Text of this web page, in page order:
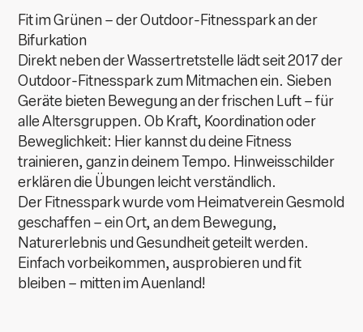
Fit im Grünen – der Outdoor-Fitnesspark an der
Bifurkation
Direkt neben der Wassertretstelle lädt seit 2017 der
Outdoor-Fitnesspark zum Mitmachen ein. Sieben
Geräte bieten Bewegung an der frischen Luft – für
alle Altersgruppen. Ob Kraft, Koordination oder
Beweglichkeit: Hier kannst du deine Fitness
trainieren, ganz in deinem Tempo. Hinweisschilder
erklären die Übungen leicht verständlich.
Der Fitnesspark wurde vom Heimatverein Gesmold
geschaffen – ein Ort, an dem Bewegung,
Naturerlebnis und Gesundheit geteilt werden.
Einfach vorbeikommen, ausprobieren und fit
bleiben – mitten im Auenland!